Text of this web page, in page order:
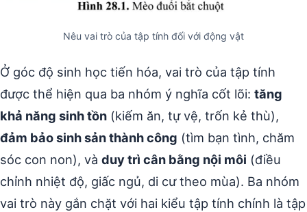
Nêu vai trò của tập tính đối với động vật
Ở góc độ sinh học tiến hóa, vai trò của tập tính
được thể hiện qua ba nhóm ý nghĩa cốt lõi: tăng
khả năng sinh tồn (kiếm ăn, tự vệ, trốn kẻ thù),
đảm bảo sinh sản thành công (tìm bạn tình, chăm
sóc con non), và duy trì cân bằng nội môi (điều
chỉnh nhiệt độ, giấc ngủ, di cư theo mùa). Ba nhóm
vai trò này gắn chặt với hai kiểu tập tính chính là tập